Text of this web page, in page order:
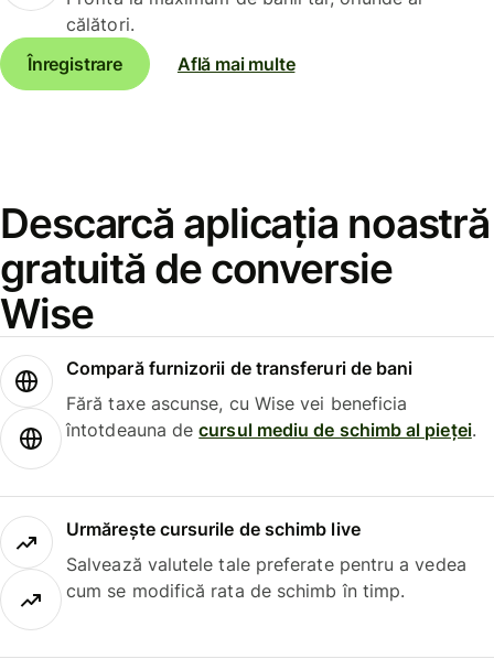
călători.
Înregistrare
Află mai multe
Descarcă aplicația noastră
gratuită de conversie
Wise
Compară furnizorii de transferuri de bani
Fără taxe ascunse, cu Wise vei beneficia
întotdeauna decursul mediu de schimb al pieței.
Urmărește cursurile de schimb live
Salvează valutele tale preferate pentru a vedea
cum se modifică rata de schimb în timp.